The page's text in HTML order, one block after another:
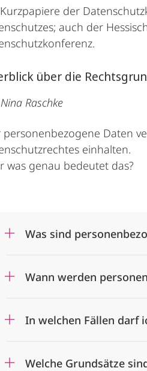
der
auch der
über die
Raschke
personenbezogene Daten
einhalten.
was genau bedeutet das?
Was sind
Wann werden
In welchen Fällen darf
Welche Grundsätze